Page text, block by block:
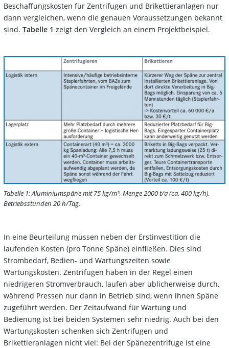
Beschaffungskosten für Zentrifugen und Brikettieranlagen nur
dann vergleichen, wenn die genauen Voraussetzungen bekannt
sind. Tabelle 1 zeigt den Vergleich an einem Projektbeispiel.
Tabelle 1: Aluminiumspäne mit 75 kg/m³, Menge 2000 t/a (ca. 400 kg/h),
Betriebsstunden 20 h/Tag.
In eine Beurteilung müssen neben der Erstinvestition die
laufenden Kosten (pro Tonne Späne) einfließen. Dies sind
Strombedarf, Bedien- und Wartungszeiten sowie
Wartungskosten. Zentrifugen haben in der Regel einen
niedrigeren Stromverbrauch, laufen aber üblicherweise durch,
während Pressen nur dann in Betrieb sind, wenn ihnen Späne
zugeführt werden. Der Zeitaufwand für Wartung und
Bedienung ist bei beiden Systemen sehr niedrig. Auch bei den
Wartungskosten schenken sich Zentrifugen und
Brikettieranlagen nicht viel: Bei der Spänezentrifuge ist eine